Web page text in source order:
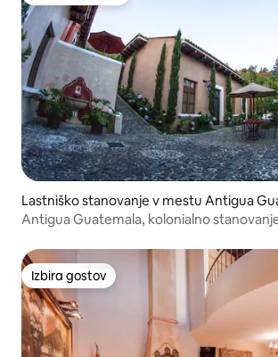
Lastniško stanovanje v mestu Antigua
mala
Antigua Guatemala, kolonialno
Izbira gostov
Izbira gostov